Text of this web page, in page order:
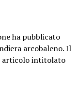
ha pubblicato
arcobaleno. Il
articolo intitolato